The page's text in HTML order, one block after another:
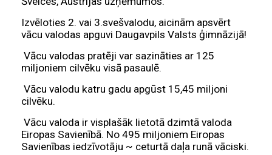
Izvēloties 2. vai 3.svešvalodu, aicinām apsvērt
vācu valodas apguvi Daugavpils Valsts ģimnāzijā!
Vācu valodas pratēji var sazināties ar 125
miljoniem cilvēku visā pasaulē.
Vācu valodu katru gadu apgūst 15,45 miljoni
cilvēku.
Vācu valoda ir visplašāk lietotā dzimtā valoda
Eiropas Savienībā. No 495 miljoniem Eiropas
Savienības iedzīvotāju ~ ceturtā daļa runā vāciski.